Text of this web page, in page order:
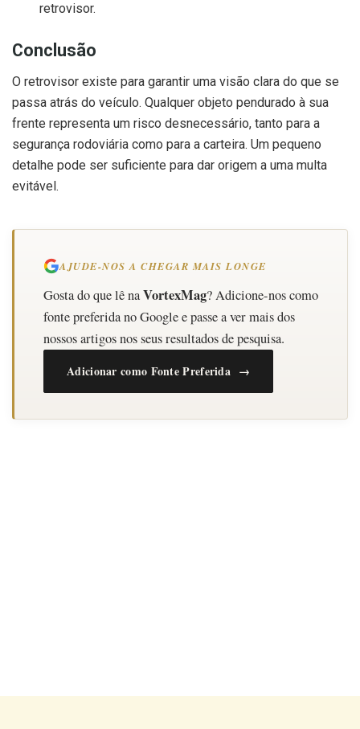
retrovisor.
Conclusão
O retrovisor existe para garantir uma visão clara do que se
passa atrás do veículo. Qualquer objeto pendurado à sua
frente representa um risco desnecessário, tanto para a
segurança rodoviária como para a carteira. Um pequeno
detalhe pode ser suficiente para dar origem a uma multa
evitável.
AJUDE-NOS A CHEGAR MAIS LONGE
Gosta do que lê naVortexMag? Adicione-nos como
fonte preferida no Google e passe a ver mais dos
nossos artigos nos seus resultados de pesquisa.
Adicionar como Fonte Preferida →